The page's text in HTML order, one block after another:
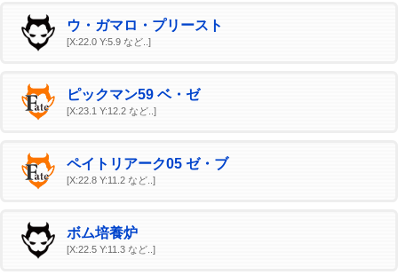
ウ・ガマロ・プリースト
[X:22.0 Y:5.9 など..]
ピックマン59 ベ・ゼ
[X:23.1 Y:12.2 など..]
ペイトリアーク05 ゼ・ブ
[X:22.8 Y:11.2 など..]
ボム培養炉
[X:22.5 Y:11.3 など..]